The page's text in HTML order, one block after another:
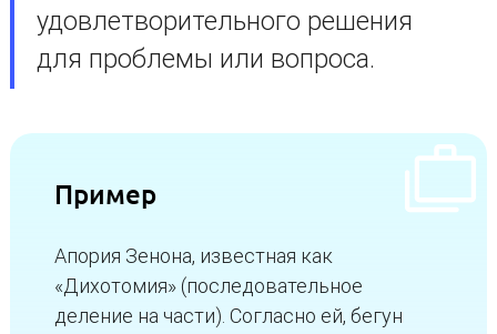
удовлетворительного решения
для проблемы или вопроса.
Пример
Апория Зенона, известная как
«Дихотомия» (последовательное
деление на части). Согласно ей, бегун